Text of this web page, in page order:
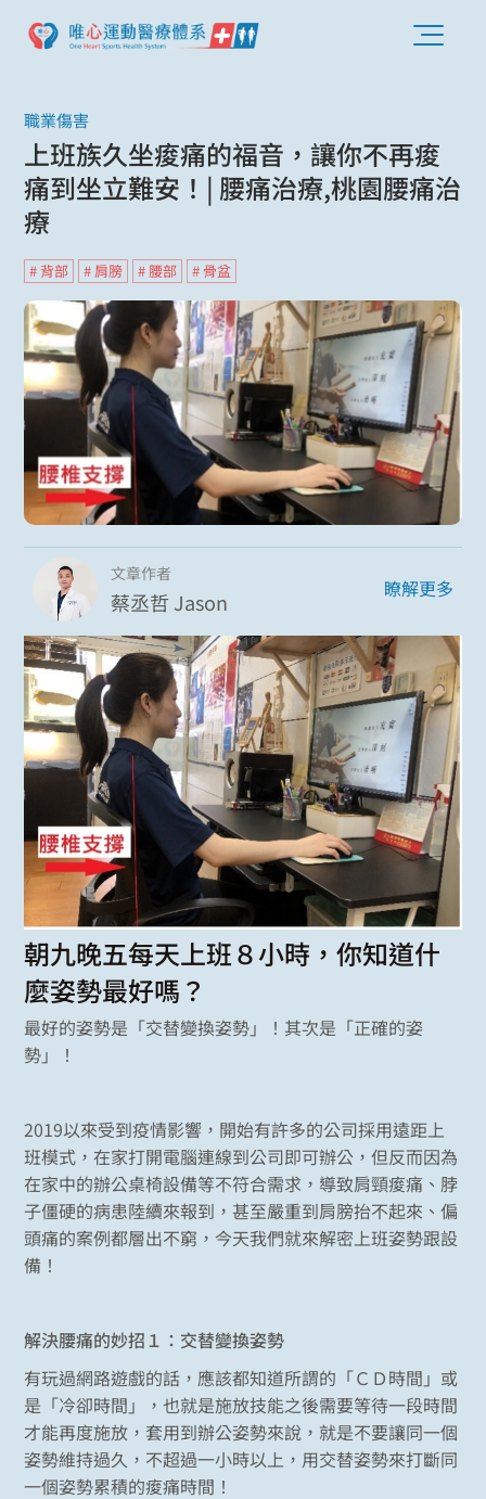
職業傷害
上班族久坐痠痛的福音，讓你不再痠
痛到坐立難安！| 腰痛治療,桃園腰痛治
療
# 背部 # 肩膀 # 腰部 # 骨盆
文章作者
蔡丞哲 Jason 瞭解更多
朝九晚五每天上班８小時，你知道什
麼姿勢最好嗎？
最好的姿勢是「交替變換姿勢」！其次是「正確的姿
勢」！
2019以來受到疫情影響，開始有許多的公司採用遠距上
班模式，在家打開電腦連線到公司即可辦公，但反而因為
在家中的辦公桌椅設備等不符合需求，導致肩頸痠痛、脖
子僵硬的病患陸續來報到，甚至嚴重到肩膀抬不起來、偏
頭痛的案例都層出不窮，今天我們就來解密上班姿勢跟設
備！
解決腰痛的妙招１：交替變換姿勢
有玩過網路遊戲的話，應該都知道所謂的「ＣＤ時間」或
是「冷卻時間」，也就是施放技能之後需要等待一段時間
才能再度施放，套用到辦公姿勢來說，就是不要讓同一個
姿勢維持過久，不超過一小時以上，用交替姿勢來打斷同
一個姿勢累積的痠痛時間！